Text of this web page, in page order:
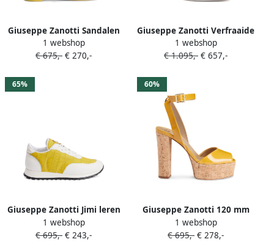
Giuseppe Zanotti Sandalen
verfraaid met kristallen
Geel
1 webshop
€ 675,- € 270,-
Giuseppe Zanotti Verfraaide
low-top sneakers met rits
Geel
1 webshop
€ 1.095,- € 657,-
65%
Giuseppe Zanotti Jimi leren
sneakers met krokodillen-
reliëf Geel
1 webshop
€ 695,- € 243,-
60%
Giuseppe Zanotti 120 mm
Betty sandalen Geel
1 webshop
€ 695,- € 278,-